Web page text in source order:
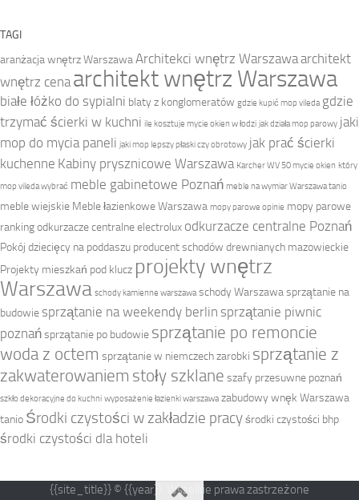
TAGI
aranżacja wnętrz WarszawaArchitekci wnętrz Warszawaarchitekt
wnętrz cena architekt wnętrz Warszawa
białe łóżko do sypialni blaty z konglomeratów gdzie kupić mop vileda gdzie
trzymać ścierki w kuchni ile kosztuje mycie okien w łodzi jak działa mop parowy jaki
mop do mycia paneli jaki mop lepszy płaski czy obrotowy jak prać ścierki
kuchenne Kabiny prysznicowe Warszawa Karcher WV 50 mycie okien który
mop vileda wybrać meble gabinetowe Poznań meble na wymiar Warszawa tanio
meble wiejskie Meble łazienkowe Warszawa mopy parowe opinie mopy parowe
rankingodkurzacze centralne electrolux odkurzacze centralne Poznań
Pokój dziecięcy na poddaszu producent schodów drewnianych mazowieckie
Projekty mieszkań pod klucz projekty wnętrz
Warszawa schody kamienne warszawa schody Warszawasprzątanie na
budowie sprzątanie na weekendy berlin sprzątanie piwnic
poznańsprzątanie po budowie sprzątanie po remoncie
woda z octem sprzątanie w niemczech zarobki sprzątanie z
zakwaterowaniem stoły szklane szafy przesuwne poznań
szkło dekoracyjne do kuchni wyposażenie łazienki warszawa zabudowy wnęk Warszawa
tanio Środki czystości w zakładzie pracyśrodki czystości bhp
środki czystości dla hoteli
{{site_title}} © {{year}}. Wszelkie prawa zastrzeżone